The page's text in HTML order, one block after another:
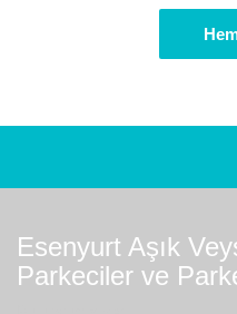
Esenyurt Aşık
Parkeciler ve